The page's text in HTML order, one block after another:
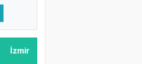
İzmir